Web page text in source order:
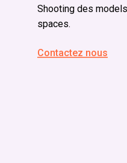
Shooting des
spaces.
Contactez nous